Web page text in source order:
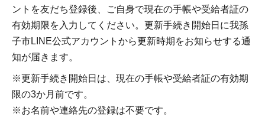
ントを友だち登録後、ご自身で現在の手帳や受給者証の
有効期限を入力してください。更新手続き開始日に我孫
子市LINE公式アカウントから更新時期をお知らせする通
知が届きます。
※更新手続き開始日は、現在の手帳や受給者証の有効期
限の3か月前です。
※お名前や連絡先の登録は不要です。